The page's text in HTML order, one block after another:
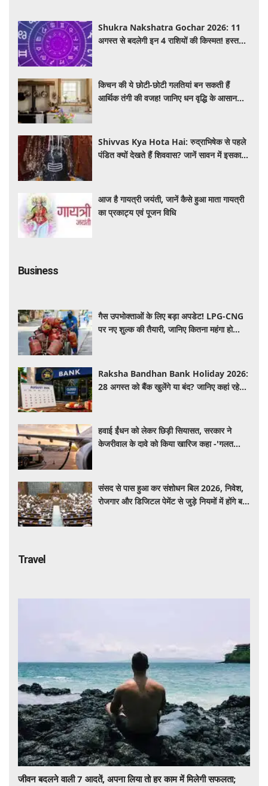
Shukra Nakshatra Gochar 2026: 11
अगस्त से बदलेगी इन 4 राशियों की किस्मत! हस्त
किचन की ये छोटी-छोटी गलतियां बन सकती हैं
आर्थिक तंगी की वजह! जानिए धन वृद्धि के आसान
Shivvas Kya Hota Hai: रुद्राभिषेक से पहले
पंडित क्यों देखते हैं शिववास? जानें सावन में इसका
आज है गायत्री जयंती, जानें कैसे हुआ माता गायत्री
का प्रकाट्य एवं पूजन विधि
Business
गैस उपभोक्ताओं के लिए बड़ा अपडेट! LPG-CNG
पर नए शुल्क की तैयारी, जानिए कितना महंगा हो
Raksha Bandhan Bank Holiday 2026:
28 अगस्त को बैंक खुलेंगे या बंद? जानिए कहां रहेगी
हवाई ईंधन को लेकर छिड़ी सियासत, सरकार ने
केजरीवाल के दावे को किया खारिज कहा -'गलत
संसद से पास हुआ कर संशोधन बिल 2026, निवेश,
रोजगार और डिजिटल पेमेंट से जुड़े नियमों में होंगे बड़े
Travel
जीवन बदलने वाली 7 आदतें, अपना लिया तो हर काम में मिलेगी सफलता;